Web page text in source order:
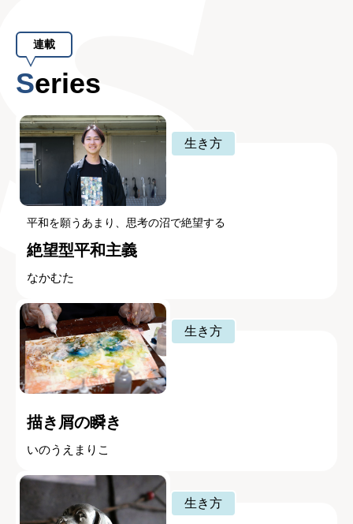
連載
Series
生き方
平和を願うあまり、思考の沼で絶望する
絶望型平和主義
なかむた
生き方
描き屑の瞬き
いのうえまりこ
生き方